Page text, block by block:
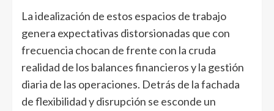
La idealización de estos espacios de trabajo
genera expectativas distorsionadas que con
frecuencia chocan de frente con la cruda
realidad de los balances financieros y la gestión
diaria de las operaciones. Detrás de la fachada
de flexibilidad y disrupción se esconde un